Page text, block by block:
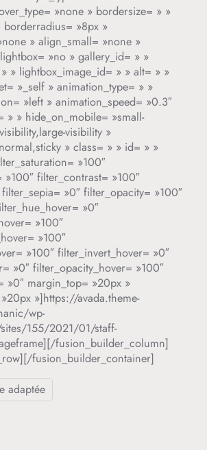
»none » bordersize= » »
»8px »
» align_small= »none »
»no » gallery_id= » »
» lightbox_image_id= » » alt= » »
»_self » animation_type= » »
»left » animation_speed= »0.3″
» » hide_on_mobile= »small-
visibility »
» class= » » id= » »
»100″
filter_contrast= »100″
»0″ filter_opacity= »100″
»0″
»100″
»100″
»100″ filter_invert_hover= »0″
»0″ filter_opacity_hover= »100″
»0″ margin_top= »20px »
»]https://avada.theme-
wp-
155/2021/01/staff-
fusion_builder_column]
fusion_builder_container]
adaptée